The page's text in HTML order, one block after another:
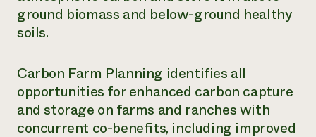
ground biomass and below-ground healthy
soils.
Carbon Farm Planning identifies all
opportunities for enhanced carbon capture
and storage on farms and ranches with
concurrent co-benefits, including improved